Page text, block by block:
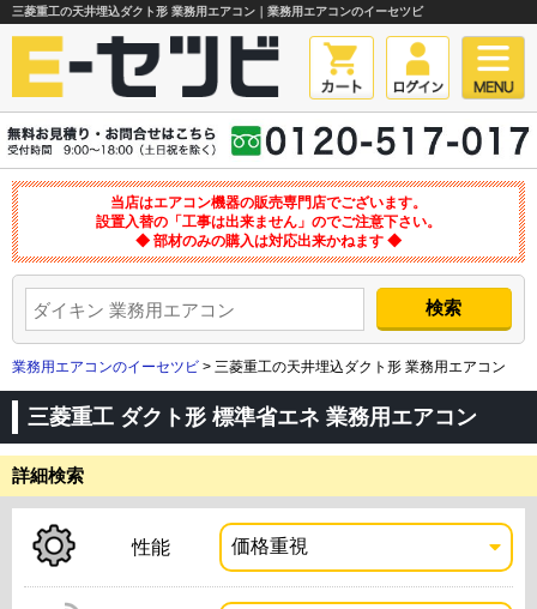
三菱重工の天井埋込ダクト形 業務用エアコン｜業務用エアコンのイーセツビ
当店はエアコン機器の販売専門店でございます。
設置入替の「工事は出来ません」のでご注意下さい。
◆ 部材のみの購入は対応出来かねます ◆
業務用エアコンのイーセツビ > 三菱重工の天井埋込ダクト形 業務用エアコン
三菱重工 ダクト形 標準省エネ 業務用エアコン
詳細検索
性能